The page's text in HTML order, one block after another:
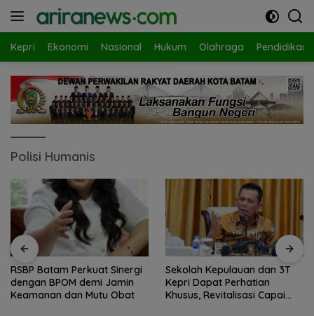
Kepri Ekonomi Nasional Hukum Olahraga Pendidikan
Polisi Humanis
RSBP Batam Perkuat Sinergi
dengan BPOM demi Jamin
Keamanan dan Mutu Obat
Sekolah Kepulauan dan 3T
Kepri Dapat Perhatian
Khusus, Revitalisasi Capai